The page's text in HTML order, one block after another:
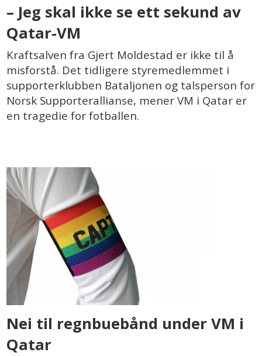
– Jeg skal ikke se ett sekund av
Qatar-VM
Kraftsalven fra Gjert Moldestad er ikke til å
misforstå. Det tidligere styremedlemmet i
supporterklubben Bataljonen og talsperson for
Norsk Supporterallianse, mener VM i Qatar er
en tragedie for fotballen.
Nei til regnbuebånd under VM i
Qatar